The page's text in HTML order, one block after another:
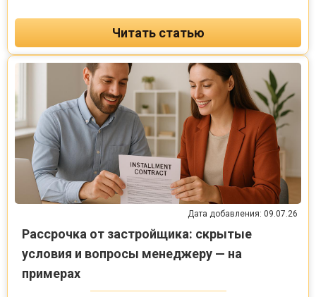
Читать статью
Дата добавления: 09.07.26
Рассрочка от застройщика: скрытые
условия и вопросы менеджеру — на
примерах